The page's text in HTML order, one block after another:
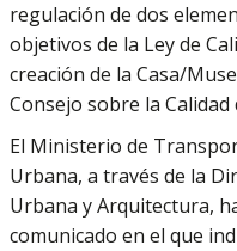
regulación de dos
objetivos de la Ley de
creación de la Casa/
Consejo sobre la
El Ministerio de
Urbana, a través de la
Urbana y Arquitectura,
comunicado en el que